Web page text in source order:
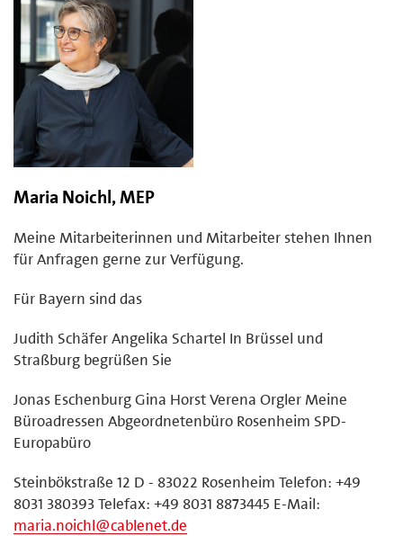
Maria Noichl, MEP
Meine Mitarbeiterinnen und Mitarbeiter stehen Ihnen
für Anfragen gerne zur Verfügung.
Für Bayern sind das
Judith Schäfer Angelika Schartel In Brüssel und
Straßburg begrüßen Sie
Jonas Eschenburg Gina Horst Verena Orgler Meine
Büroadressen Abgeordnetenbüro Rosenheim SPD-
Europabüro
Steinbökstraße 12 D - 83022 Rosenheim Telefon: +49
8031 380393 Telefax: +49 8031 8873445 E-Mail:
maria.noichl@cablenet.de